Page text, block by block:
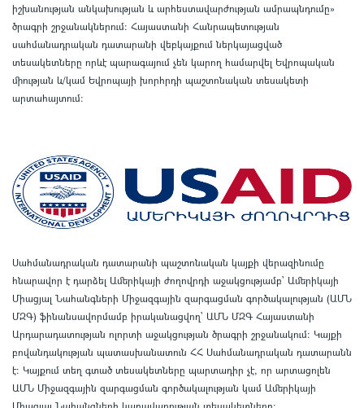
իշխանության անկախության և արհեստավարժության ամրապնդումը»
ծրագրի շրջանակներում: Հայաստանի Հանրապետության
սահմանադրական դատարանի վեբկայքում ներկայացված
տեսակետները որևէ պարագայում չեն կարող համարվել Եվրոպական
միության և/կամ Եվրոպայի խորհրդի պաշտոնական տեսակետի
արտահայտում:
Սահմանադրական դատարանի պաշտոնական կայքի վերազինումը
հնարավոր է դարձել Ամերիկայի ժողովրդի աջակցությամբ՝ Ամերիկայի
Միացյալ Նահանգների Միջազգային զարգացման գործակալության (ԱՄՆ
ՄԶԳ) ֆինանսավորմամբ իրականացվող՝ ԱՄՆ ՄԶԳ Հայաստանի
Արդարադատության ոլորտի աջակցության ծրագրի շրջանակում: Կայքի
բովանդակության պատասխանատուն ՀՀ Սահմանադրական դատարանն
է: Կայքում տեղ գտած տեսակետները պարտադիր չէ, որ արտացոլեն
ԱՄՆ Միջազգային զարգացման գործակալության կամ Ամերիկայի
Միացյալ Նահանգների կառավարության տեսակետները: